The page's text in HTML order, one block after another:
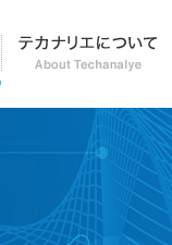
お知らせ＆レポート